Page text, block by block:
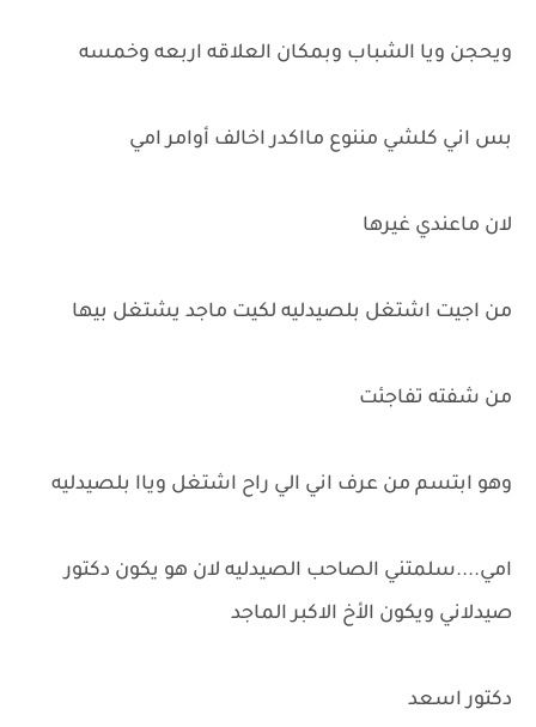
ويحجن ويا الشباب وبمكان العلاقه اربعه وخمسه
بس اني كلشي مننوع مااكدر اخالف أوامر امي
لان ماعندي غيرها
من اجيت اشتغل بلصيدليه لكيت ماجد يشتغل بيها
من شفته تفاجئت
وهو ابتسم من عرف اني الي راح اشتغل وياا بلصيدليه
امي....سلمتني الصاحب الصيدليه لان هو يكون دكتور
صيدلاني ويكون الأخ الاكبر الماجد
دكتور اسعد